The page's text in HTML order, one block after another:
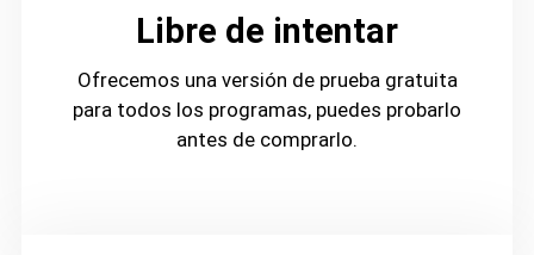
Libre de intentar
Ofrecemos una versión de prueba gratuita
para todos los programas, puedes probarlo
antes de comprarlo.